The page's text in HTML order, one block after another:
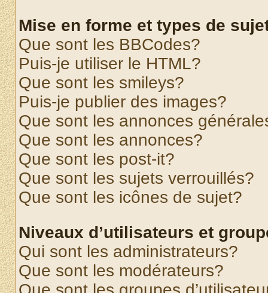
Mise en forme et types de
Que sont les BBCodes?
Puis-je utiliser le HTML?
Que sont les smileys?
Puis-je publier des images?
Que sont les annonces
Que sont les annonces?
Que sont les post-it?
Que sont les sujets verrouillés?
Que sont les icônes de sujet?
Niveaux d’utilisateurs et
Qui sont les administrateurs?
Que sont les modérateurs?